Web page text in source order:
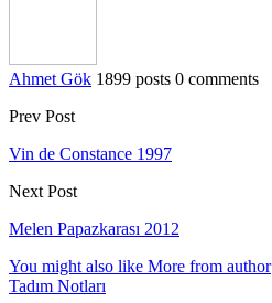
Ahmet Gök 1899 posts 0 comments
Prev Post
Vin de Constance 1997
Next Post
Melen Papazkarası 2012
You might also like More from author
Tadım Notları